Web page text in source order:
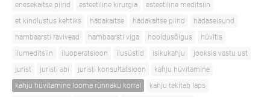
enesekaitse piirid
esteetiline kirurgia
esteetiline meditsiin
et kindlustus kehtiks
hädakaitse hädakaitse piirid
hädaseisund
hambaarsti ravivead
hambaarsti viga hooldusõigus
hüvitis
ilumeditsiin
iluoperatsioon ilusüstid isikukahju
jooksis vastu ust
jurist
juristi abi juristi konsultatsioon
kahju hüvitamine
kahju hüvitamine looma rünnaku korral
kahju tekitab laps